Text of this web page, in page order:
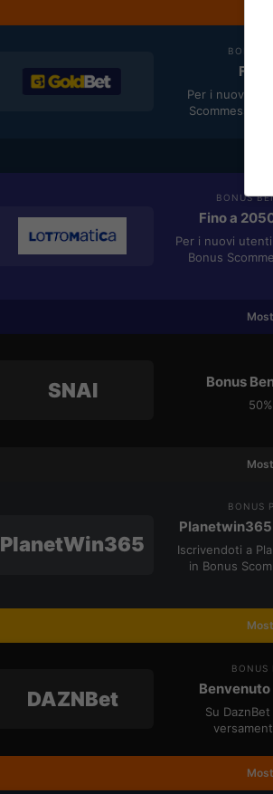
BONUS
Fino
Per i nuovi
Scommesse +
BONUS
Fino a
Per i nuovi
Bonus
SNAI Bonus
PlanetWin365
BONUS
Iscrivendoti a
in Bonus
DAZNBet
BONUS
Su